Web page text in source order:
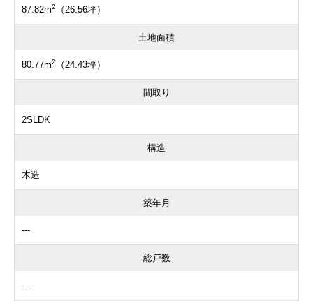
87.82m2 （26.56坪）
土地面積
80.77m2 （24.43坪）
間取り
2SLDK
構造
木造
築年月
---
総戸数
---